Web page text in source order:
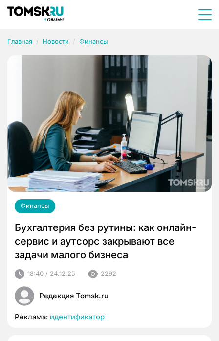
Главная Новости Финансы
Финансы
Бухгалтерия без рутины: как онлайн-
сервис и аутсорс закрывают все
задачи малого бизнеса
18:40 / 24.12.25 2292
Редакция Tomsk.ru
Реклама: идентификатор